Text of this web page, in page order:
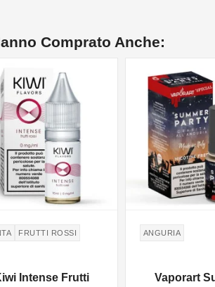
Comprato Anche:
FRUTTI ROSSI
Intense Frutti
ANGURIA
Vaporart